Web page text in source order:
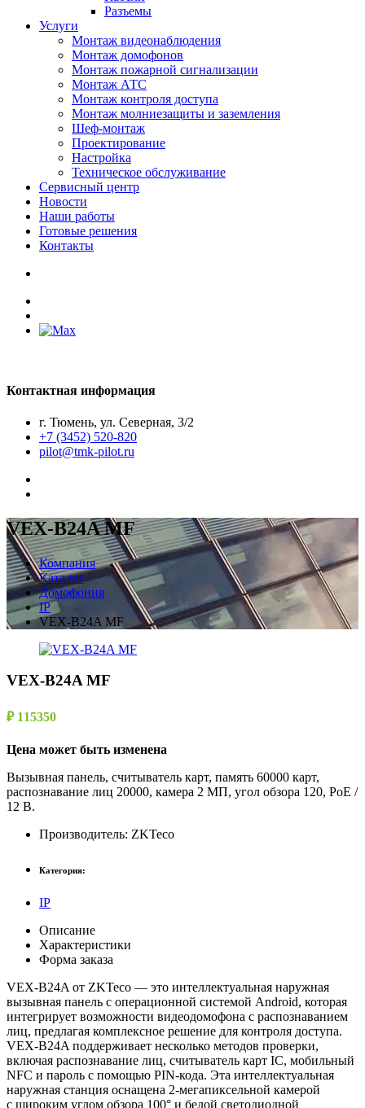
Разъемы
Услуги
Монтаж видеонаблюдения
Монтаж домофонов
Монтаж пожарной сигнализации
Монтаж АТС
Монтаж контроля доступа
Монтаж молниезащиты и заземления
Шеф-монтаж
Проектирование
Настройка
Техническое обслуживание
Сервисный центр
Новости
Наши работы
Готовые решения
Контакты
Контактная информация
г. Тюмень, ул. Северная, 3/2
+7 (3452) 520-820
pilot@tmk-pilot.ru
VEX-B24A MF
Компания
Каталог
Домофония
IP
VEX-B24A MF
VEX-B24A MF
₽ 115350
Цена может быть изменена
Вызывная панель, считыватель карт, память 60000 карт,
распознавание лиц 20000, камера 2 МП, угол обзора 120, PoE /
12 В.
Производитель: ZKTeco
Категория:
IP
Описание
Характеристики
Форма заказа
VEX-B24A от ZKTeco — это интеллектуальная наружная
вызывная панель с операционной системой Android, которая
интегрирует возможности видеодомофона с распознаванием
лиц, предлагая комплексное решение для контроля доступа.
VEX-B24A поддерживает несколько методов проверки,
включая распознавание лиц, считыватель карт IC, мобильный
NFC и пароль с помощью PIN-кода. Эта интеллектуальная
наружная станция оснащена 2-мегапиксельной камерой
с широким углом обзора 100° и белой светодиодной